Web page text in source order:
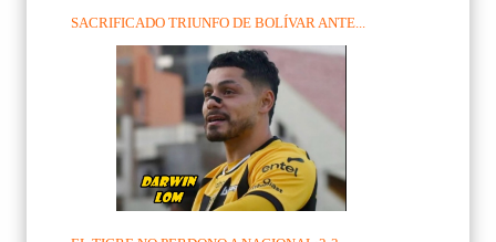
SACRIFICADO TRIUNFO DE BOLÍVAR ANTE...